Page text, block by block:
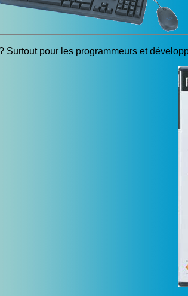
Surtout pour les programmeurs et